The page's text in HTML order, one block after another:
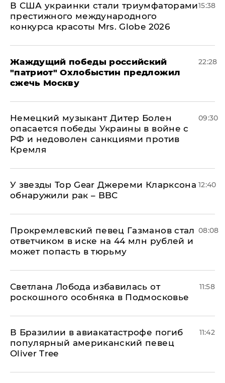
В США украинки стали триумфаторами
престижного международного
конкурса красоты Mrs. Globe 2026
15:38
Жаждущий победы российский
"патриот" Охлобыстин предложил
сжечь Москву
22:28
Немецкий музыкант Дитер Болен
опасается победы Украины в войне с
РФ и недоволен санкциями против
Кремля
09:30
У звезды Top Gear Джереми Кларксона
обнаружили рак – BBC
12:40
Прокремлевский певец Газманов стал
ответчиком в иске на 44 млн рублей и
может попасть в тюрьму
08:08
Светлана Лобода избавилась от
роскошного особняка в Подмосковье
11:58
В Бразилии в авиакатастрофе погиб
популярный американский певец
Oliver Tree
11:42